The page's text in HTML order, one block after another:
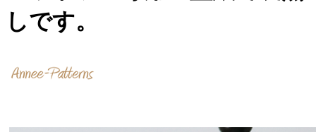
しです。